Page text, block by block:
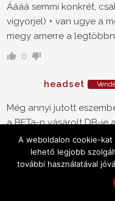
Áááá semmi konkrét,
vigyorjel) + van ugye a
megy amerre a
0
headset
Még annyi jutott
a BETa-n vásárolt DB-
szembenézni.
Eddig úgy tűnik, hogy
árengedményes
A weboldalon cookie-
lehető legjobb
további használatával